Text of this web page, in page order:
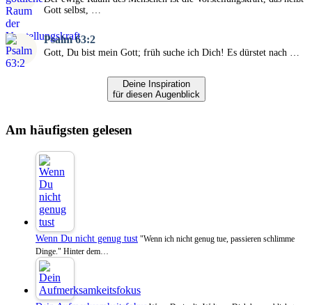
Gott selbst, …
Psalm 63:2
Gott, Du bist mein Gott; früh suche ich Dich! Es dürstet nach …
Deine Inspiration
für diesen Augenblick
Am häufigsten gelesen
Wenn Du nicht genug tust "Wenn ich nicht genug tue, passieren schlimme
Dinge." Hinter dem…